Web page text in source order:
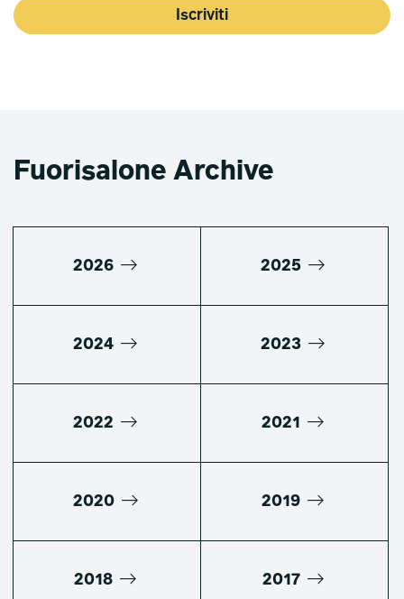
Iscriviti
Fuorisalone Archive
2026 2025
2024 2023
2022 2021
2020 2019
2018 2017